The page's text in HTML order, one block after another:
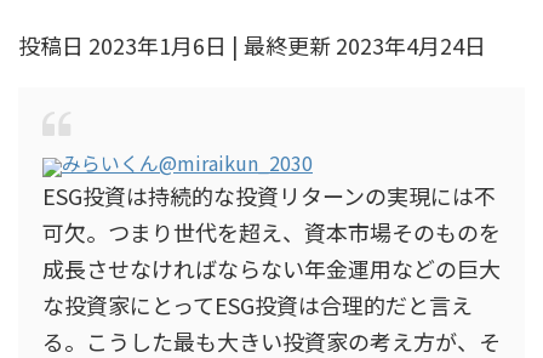
投稿日 2023年1月6日 | 最終更新 2023年4月24日
みらいくん@miraikun_2030
ESG投資は持続的な投資リターンの実現には不
可欠。つまり世代を超え、資本市場そのものを
成長させなければならない年金運用などの巨大
な投資家にとってESG投資は合理的だと言え
る。こうした最も大きい投資家の考え方が、そ